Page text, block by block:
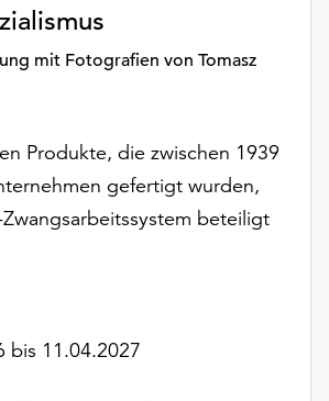
mit Fotografien von Tomasz
Produkte, die zwischen 1939
gefertigt wurden,
beteiligt
bis 11.04.2027